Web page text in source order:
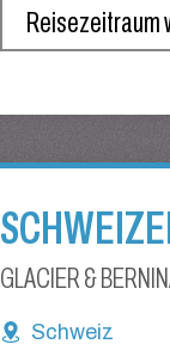
GLACIER &
Schweiz